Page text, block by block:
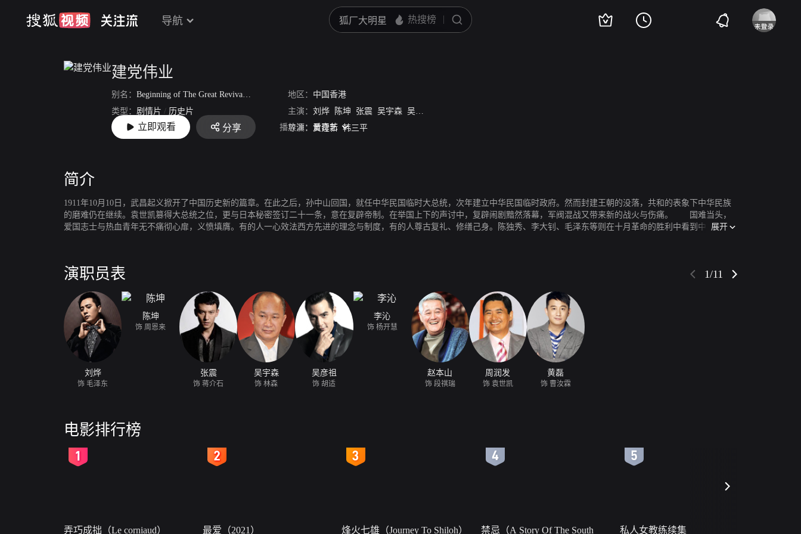
导航
建党伟业
别名： Beginning of The Great Revival / 地区： 中国香港
类型： 剧情片 / 历史片 主演： 刘烨 陈坤 张震 吴宇森 吴彦祖
上映： 2011-06-15 导演： 黄建新 韩三平
立即观看 分享 播放源： 爱奇艺
简介
1911年10月10日，武昌起义掀开了中国历史新的篇章。在此之后，孙中山回国，就任中华民国临时大总统，次年建立中华民国临时政府。然而封建王朝的没落，共和的表象下中华民族
的磨难仍在继续。袁世凯篡得大总统之位，更与日本秘密签订二十一条，意在复辟帝制。在举国上下的声讨中，复辟闹剧黯然落幕，军阀混战又带来新的战火与伤痛。 国难当头，
爱国志士与热血青年无不痛彻心扉，义愤填膺。有的人一心效法西方先进的理念与制度，有的人尊古复礼、修缮己身。陈独秀、李大钊、毛泽东等则在十月革命的胜利中看到中华民族
展开
演职员表 1/11
刘烨
饰 毛泽东
陈坤
饰 周恩来
张震
饰 蒋介石
吴宇森
饰 林森
吴彦祖
饰 胡适
李沁
饰 杨开慧
赵本山
饰 段祺瑞
周润发
饰 袁世凯
黄磊
饰 曹汝霖
电影排行榜
弄巧成拙（Le corniaud） 最爱（2021） 烽火七雄（Journey To Shiloh） 禁忌（A Story Of The South 私人女教练续集